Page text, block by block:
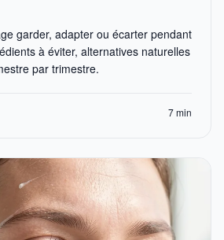
garder, adapter ou écarter pendant
à éviter, alternatives naturelles
par trimestre.
7 min